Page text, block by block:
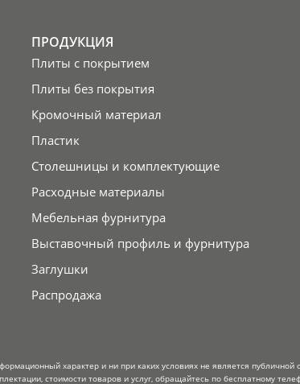
ПРОДУКЦИЯ
Плиты с покрытием
Плиты без покрытия
Кромочный материал
Пластик
Столешницы и комплектующие
Расходные материалы
Мебельная фурнитура
Выставочный профиль и фурнитура
Заглушки
Распродажа
характер и ни при каких условиях не является
стоимости товаров и услуг, обращайтесь по бесплатному